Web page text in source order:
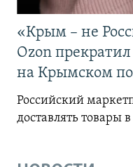
«Крым – не
Ozon
на Крымском
Российский
доставлять товары